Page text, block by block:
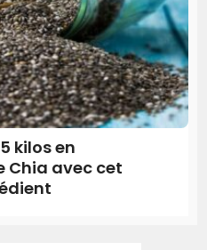
kilos en
Chia avec cet